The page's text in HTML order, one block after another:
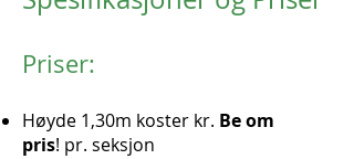
Priser:
Høyde 1,30m koster kr. Be om
pris! pr. seksjon